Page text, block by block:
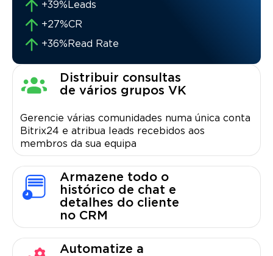
+39% Leads
+27%CR
+36% Read Rate
Distribuir consultas
de vários grupos VK
Gerencie várias comunidades numa única conta
Bitrix24 e atribua leads recebidos aos
membros da sua equipa
Armazene todo o
histórico de chat e
detalhes do cliente
no CRM
Automatize a